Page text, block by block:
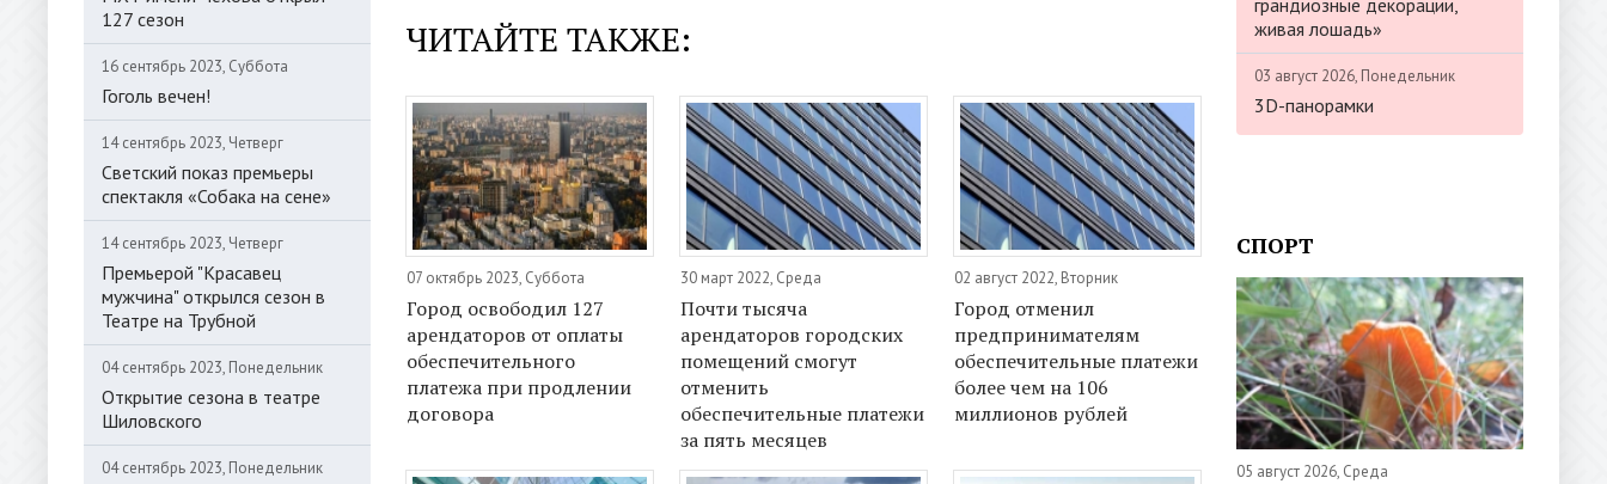
127 сезон
16 сентябрь 2023, Суббота
Гоголь вечен!
14 сентябрь 2023, Четверг
Светский показ премьеры
спектакля «Собака на сене»
14 сентябрь 2023, Четверг
Премьерой "Красавец
мужчина" открылся сезон в
Театре на Трубной
04 сентябрь 2023, Понедельник
Открытие сезона в театре
Шиловского
04 сентябрь 2023, Понедельник
ЧИТАЙТЕ ТАКЖЕ:
07 октябрь 2023, Суббота
Город освободил 127
арендаторов от оплаты
обеспечительного
платежа при продлении
договора
30 март 2022, Среда
Почти тысяча
арендаторов городских
помещений смогут
отменить
обеспечительные платежи
за пять месяцев
02 август 2022, Вторник
Город отменил
предпринимателям
обеспечительные платежи
более чем на 106
миллионов рублей
живая лошадь»
03 август 2026, Понедельник
3D-панорамки
СПОРТ
05 август 2026, Среда